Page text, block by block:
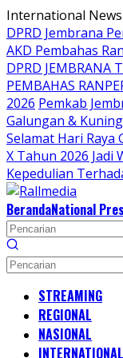
Langsung
ke
konten
International News
DPRD Jembrana
AKD Pembahas
DPRD JEMBRANA
PEMBAHAS
2026 Pemkab
Galungan &
Selamat Hari Raya
X Tahun 2026 Jadi
Kepedulian
BerandaNational
STREAMING
REGIONAL
NASIONAL
INTERNATIONAL